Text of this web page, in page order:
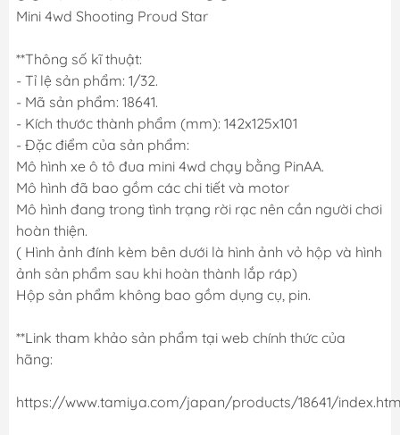
Mini 4wd Shooting Proud Star
**Thông số kĩ thuật:
- Tỉ lệ sản phẩm: 1/32.
- Mã sản phẩm: 18641.
- Kích thước thành phẩm (mm): 142x125x101
- Đặc điểm của sản phẩm:
Mô hình xe ô tô đua mini 4wd chạy bằng PinAA.
Mô hình đã bao gồm các chi tiết và motor
Mô hình đang trong tình trạng rời rạc nên cần người chơi
hoàn thiện.
( Hình ảnh đính kèm bên dưới là hình ảnh vỏ hộp và hình
ảnh sản phẩm sau khi hoàn thành lắp ráp)
Hộp sản phẩm không bao gồm dụng cụ, pin.
**Link tham khảo sản phẩm tại web chính thức của
hãng:
https://www.tamiya.com/japan/products/18641/